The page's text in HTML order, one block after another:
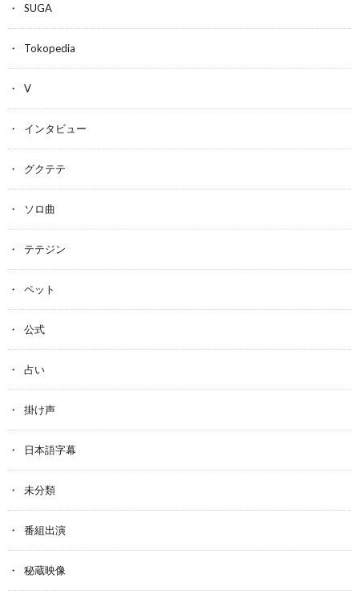
SUGA
Tokopedia
V
インタビュー
グクテテ
ソロ曲
テテジン
ペット
公式
占い
掛け声
日本語字幕
未分類
番組出演
秘蔵映像